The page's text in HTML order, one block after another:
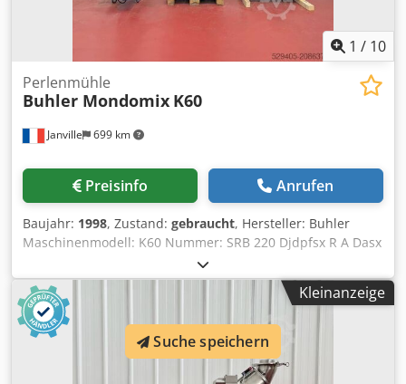
1 / 10
Janville 699 km
Perlenmühle
Buhler Mondomix K60
Preisinfo Anrufen
Baujahr: 1998, Zustand: gebraucht, Hersteller: Buhler
Maschinenmodell: K60 Nummer: SRB 220 Djdpfsx R A Dasx
Ab Ejkr Baujahr: 1998 Typ: Perlmühle / Schleifmaschine mit
konischem Schlitzrührwerk. Dynamischer Druckausgleich
im Mischer Kühlsystem für Stator, Rotor und Trenngring.
Mahlraumvolumen: 4,8 dm³ / 4,8 Liter Füllvolumen
Mahlraum: 6,4 dm³ / 6,4 Liter Nutzvolumen Drucksystem:
2,5 dm³ / 2,5 Liter Leistung: 30 kW Drehzahlregelung
Verkauf inklusive Exzenterschneckenpumpe PCM 2.6L10
Kleinanzeige
Suche speichern